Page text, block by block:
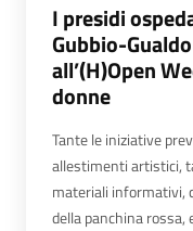
I presidi
Gubbio-
all’(H)Open
donne
Tante le iniziative
allestimenti artistici,
materiali informativi,
della panchina